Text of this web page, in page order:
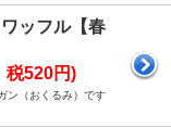
ッフル【春
税520円)
ン（おくるみ）です